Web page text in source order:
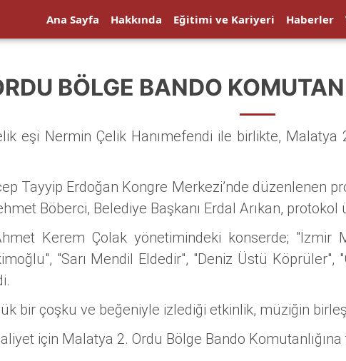
Ana Sayfa Hakkında Eğitimi ve Kariyeri Haberler
BÖLGE BANDO
eşi Nermin Çelik Hanımefendi ile birlikte, Malatya
Tayyip Erdoğan Kongre Merkezi’nde düzenlenen
Böberci, Belediye Başkanı Erdal Arıkan, protokol
Kerem Çolak yönetimindeki konserde; "İzmir
"Sarı Mendil Eldedir", "Deniz Üstü Köprüler",
bir çoşku ve beğeniyle izlediği etkinlik, müziğin
için Malatya 2. Ordu Bölge Bando